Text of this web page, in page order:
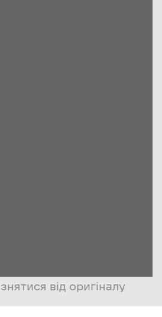
від оригіналу